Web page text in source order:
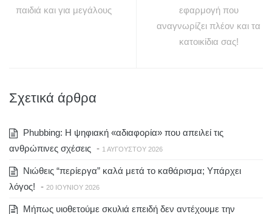
παιδιά και για μεγάλους
εφαρμογή που
αναγνωρίζει πλέον και τα
κατοικίδια σας!
Σχετικά άρθρα
Phubbing: Η ψηφιακή «αδιαφορία» που απειλεί τις
ανθρώπινες σχέσεις - 1 ΑΥΓΟΎΣΤΟΥ 2026
Νιώθεις “περίεργα” καλά μετά το καθάρισμα; Υπάρχει
λόγος! - 20 ΙΟΥΝΊΟΥ 2026
Μήπως υιοθετούμε σκυλιά επειδή δεν αντέχουμε την